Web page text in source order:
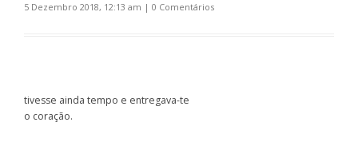
5 Dezembro 2018, 12:13 am | 0 Comentários
tivesse ainda tempo e entregava-te
o coração.